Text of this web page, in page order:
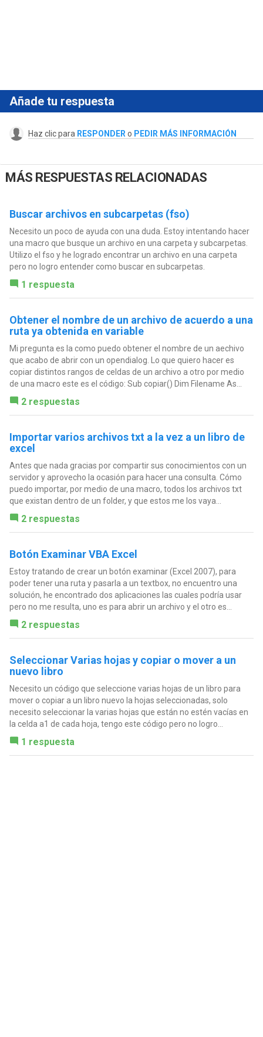
Añade tu respuesta
Haz clic para RESPONDER o PEDIR MÁS INFORMACIÓN
MÁS RESPUESTAS RELACIONADAS
Buscar archivos en subcarpetas (fso)
Necesito un poco de ayuda con una duda. Estoy intentando hacer
una macro que busque un archivo en una carpeta y subcarpetas.
Utilizo el fso y he logrado encontrar un archivo en una carpeta
pero no logro entender como buscar en subcarpetas.
1 respuesta
Obtener el nombre de un archivo de acuerdo a una
ruta ya obtenida en variable
Mi pregunta es la como puedo obtener el nombre de un aechivo
que acabo de abrir con un opendialog. Lo que quiero hacer es
copiar distintos rangos de celdas de un archivo a otro por medio
de una macro este es el código: Sub copiar() Dim Filename As...
2 respuestas
Importar varios archivos txt a la vez a un libro de
excel
Antes que nada gracias por compartir sus conocimientos con un
servidor y aprovecho la ocasión para hacer una consulta. Cómo
puedo importar, por medio de una macro, todos los archivos txt
que existan dentro de un folder, y que estos me los vaya...
2 respuestas
Botón Examinar VBA Excel
Estoy tratando de crear un botón examinar (Excel 2007), para
poder tener una ruta y pasarla a un textbox, no encuentro una
solución, he encontrado dos aplicaciones las cuales podría usar
pero no me resulta, uno es para abrir un archivo y el otro es...
2 respuestas
Seleccionar Varias hojas y copiar o mover a un
nuevo libro
Necesito un código que seleccione varias hojas de un libro para
mover o copiar a un libro nuevo la hojas seleccionadas, solo
necesito seleccionar la varias hojas que están no estén vacías en
la celda a1 de cada hoja, tengo este código pero no logro...
1 respuesta